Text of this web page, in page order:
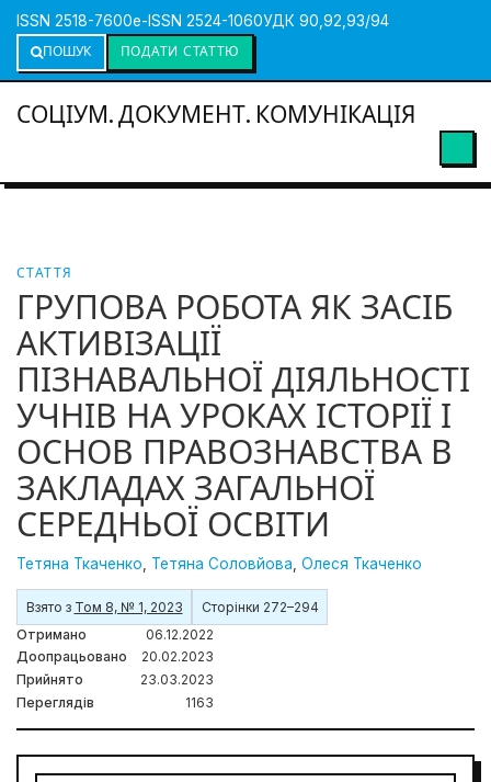
ISSN 2518-7600e-ISSN 2524-1060УДК 90,92,93/94
ПОШУК
ПОДАТИ СТАТТЮ
СОЦІУМ. ДОКУМЕНТ. КОМУНІКАЦІЯ
СТАТТЯ
ГРУПОВА РОБОТА ЯК ЗАСІБ
АКТИВІЗАЦІЇ
ПІЗНАВАЛЬНОЇ ДІЯЛЬНОСТІ
УЧНІВ НА УРОКАХ ІСТОРІЇ І
ОСНОВ ПРАВОЗНАВСТВА В
ЗАКЛАДАХ ЗАГАЛЬНОЇ
СЕРЕДНЬОЇ ОСВІТИ
Тетяна Ткаченко Тетяна Соловйова Олеся Ткаченко
Взято з Том 8, № 1, 2023
Сторінки 272–294
Отримано
06.12.2022
Доопрацьовано
20.02.2023
Прийнято
23.03.2023
Переглядів
1163